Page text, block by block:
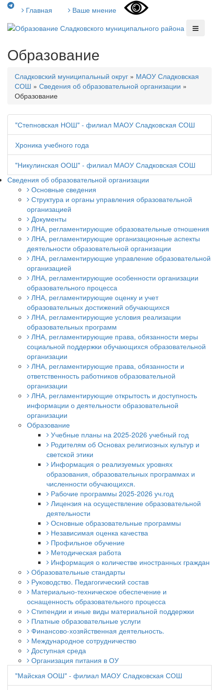
Главная Ваше мнение
Образование
Сладковский муниципальный округ » МАОУ Сладковская
СОШ » Сведения об образовательной организации »
Образование
"Степновская НОШ" - филиал МАОУ Сладковская СОШ
Хроника учебного года
"Никулинская ООШ" - филиал МАОУ Сладковская СОШ
Сведения об образовательной организации
Основные сведения
Структура и органы управления образовательной
организацией
Документы
ЛНА, регламентирующие образовательные отношения
ЛНА, регламентирующие организационные аспекты
деятельности образовательной организации
ЛНА, регламентирующие управление образовательной
организацией
ЛНА, регламентирующие особенности организации
образовательного процесса
ЛНА, регламентирующие оценку и учет
образовательных достижений обучающихся
ЛНА, регламентирующие условия реализации
образовательных программ
ЛНА, регламентирующие права, обязанности меры
социальной поддержки обучающихся образовательной
организации
ЛНА, регламентирующие права, обязанности и
ответственность работников образовательной
организации
ЛНА, регламентирующие открытость и доступность
информации о деятельности образовательной
организации
Образование
Учебные планы на 2025-2026 учебный год
Родителям об Основах религиозных культур и
светской этики
Информация о реализуемых уровнях
образования, образовательных программах и
численности обучающихся.
Рабочие программы 2025-2026 уч.год
Лицензия на осуществление образовательной
деятельности
Основные образовательные программы
Независимая оценка качества
Профильное обучение
Методическая работа
Информация о количестве иностранных граждан
Образовательные стандарты
Руководство. Педагогический состав
Материально-техническое обеспечение и
оснащенность образовательного процесса
Стипендии и иные виды материальной поддержки
Платные образовательные услуги
Финансово-хозяйственная деятельность.
Международное сотрудничество
Доступная среда
Организация питания в ОУ
"Майская ООШ" - филиал МАОУ Сладковская СОШ